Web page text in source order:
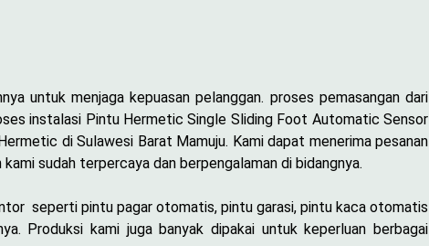
untuk menjaga kepuasan pelanggan. proses pemasangan dari
instalasi Pintu Hermetic Single Sliding Foot Automatic Sensor
di Sulawesi Barat Mamuju. Kami dapat menerima pesanan
sudah terpercaya dan berpengalaman di bidangnya.
seperti pintu pagar otomatis, pintu garasi, pintu kaca otomatis
Produksi kami juga banyak dipakai untuk keperluan berbagai